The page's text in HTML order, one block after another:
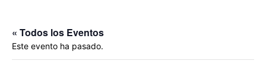
« Todos los Eventos
Este evento ha pasado.